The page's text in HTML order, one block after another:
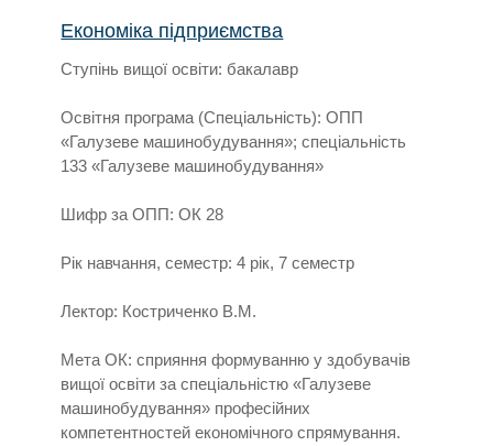
Економіка підприємства
Ступінь вищої освіти: бакалавр
Освітня програма (Спеціальність): ОПП
«Галузеве машинобудування»; спеціальність
133 «Галузеве машинобудування»
Шифр за ОПП: ОК 28
Рік навчання, семестр: 4 рік, 7 семестр
Лектор: Костриченко В.М.
Мета ОК: сприяння формуванню у здобувачів
вищої освіти за спеціальністю «Галузеве
машинобудування» професійних
компетентностей економічного спрямування.